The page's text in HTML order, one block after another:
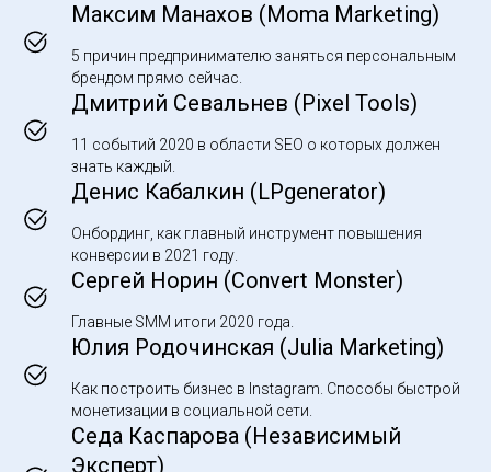
Максим Манахов (Moma Marketing)
5 причин предпринимателю заняться персональным
брендом прямо сейчас.
Дмитрий Севальнев (Pixel Tools)
11 событий 2020 в области SEO о которых должен
знать каждый.
Денис Кабалкин (LPgenerator)
Онбординг, как главный инструмент повышения
конверсии в 2021 году.
Сергей Норин (Convert Monster)
Главные SMM итоги 2020 года.
Юлия Родочинская (Julia Marketing)
Как построить бизнес в Instagram. Способы быстрой
монетизации в социальной сети.
Седа Каспарова (Независимый
Эксперт)